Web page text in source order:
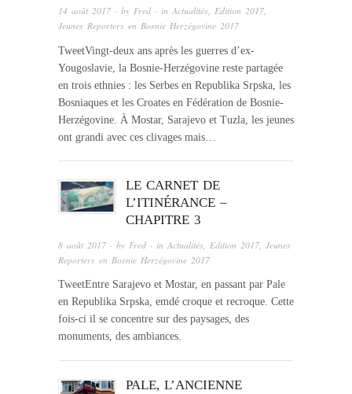
14 août 2017 · by Fred · in Actualités Edition 2017
Jeunes Reporters en Bosnie Herzégovine 2017
TweetVingt-deux ans après les guerres d’ex-
Yougoslavie, la Bosnie-Herzégovine reste partagée
en trois ethnies : les Serbes en Republika Srpska, les
Bosniaques et les Croates en Fédération de Bosnie-
Herzégovine. À Mostar, Sarajevo et Tuzla, les jeunes
ont grandi avec ces clivages mais…
LE CARNET DE
L’ITINÉRANCE –
CHAPITRE 3
8 août 2017 · by Fred · in Actualités Edition 2017 Jeunes
Reporters en Bosnie Herzégovine 2017
TweetEntre Sarajevo et Mostar, en passant par Pale
en Republika Srpska, emdé croque et recroque. Cette
fois-ci il se concentre sur des paysages, des
monuments, des ambiances.
PALE, L’ANCIENNE